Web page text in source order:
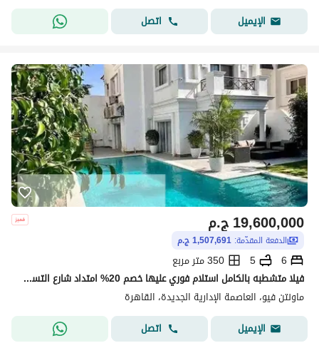
الإيميل
اتصل
ج.م19,600,000
الدفعة المقدّمة: 1,507,691 ج.م
6
5
350 متر مربع
فيلا متشطبه بالكامل استلام فوري عليها خصم 20% امتداد شارع التسعين في مونتين فيو
ماونتن فيو، العاصمة الإدارية الجديدة، القاهرة
الإيميل
اتصل